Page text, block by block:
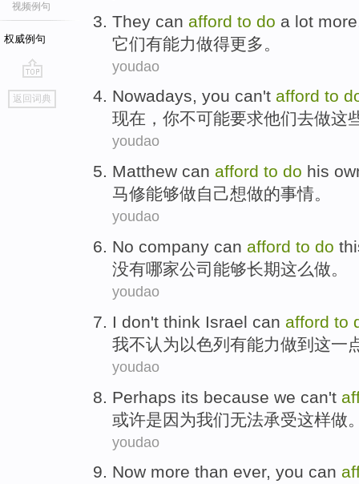
视频例句
权威例句
go
top
返回词典
They can afford to do a lot
它们有能力做得更多。
youdao
Nowadays, you can't afford to
现在 ， 你不可能要求他们去做这
youdao
Matthew can afford to do his
马修能够做自己想做的事情。
youdao
No company can afford to do
没有哪家公司 能够长期这么做。
youdao
I don't think Israel can afford to
我不认为 以色列 有能力做到 这一
youdao
Perhaps its because we can't
或许是因为我们无法承受这样做
youdao
Now more than ever, you can